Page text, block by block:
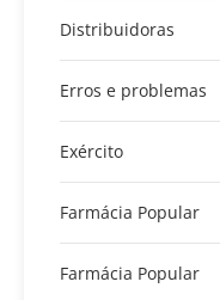
Distribuidoras
Erros e problemas
Exército
Farmácia Popular
Farmácia Popular